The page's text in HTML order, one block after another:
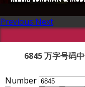
Previous Next
6845 万字号码
Number